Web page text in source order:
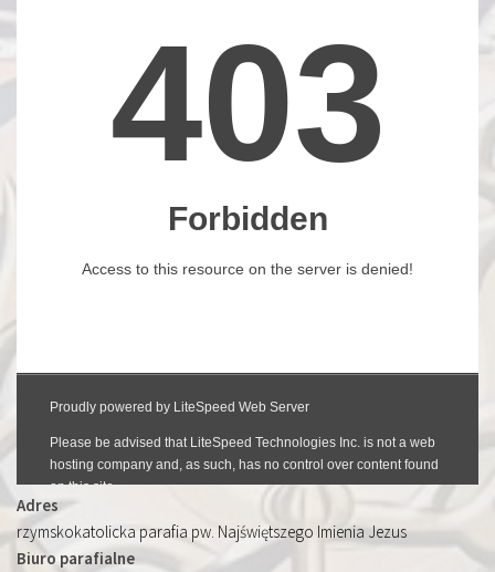
Adres
rzymskokatolicka parafia pw. Najświętszego Imienia Jezus
Biuro parafialne